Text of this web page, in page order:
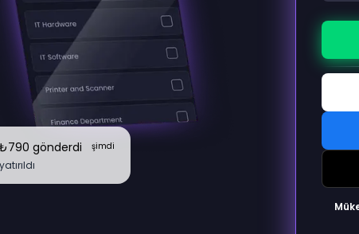
gönderdi şimdi